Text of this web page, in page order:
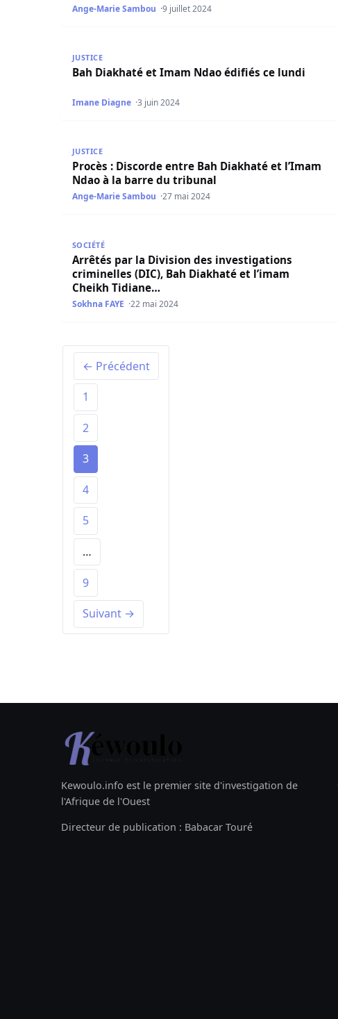
Ange-Marie Sambou 9 juillet 2024
JUSTICE
Bah Diakhaté et Imam Ndao édifiés ce lundi
Imane Diagne 3 juin 2024
JUSTICE
Procès : Discorde entre Bah Diakhaté et l’Imam
Ndao à la barre du tribunal
Ange-Marie Sambou 27 mai 2024
SOCIÉTÉ
Arrêtés par la Division des investigations
criminelles (DIC), Bah Diakhaté et l’imam
Cheikh Tidiane…
Sokhna FAYE 22 mai 2024
← Précédent
1
2
3
4
5
…
9
Suivant →
Kewoulo.info est le premier site d'investigation de
l'Afrique de l'Ouest
Directeur de publication : Babacar Touré